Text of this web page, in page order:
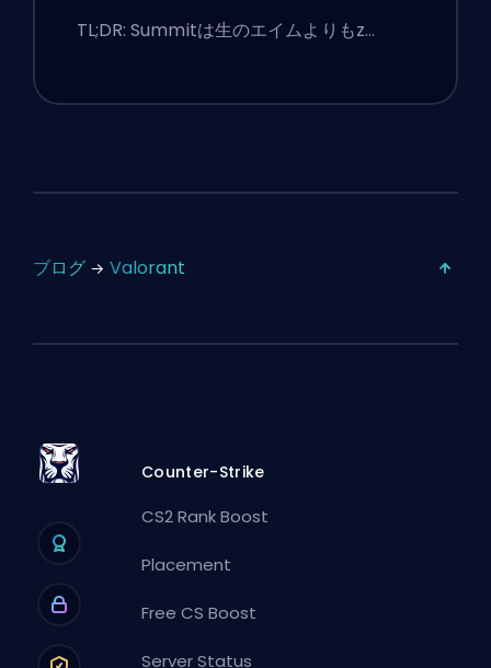
and Smokes
TL;DR: Summitは生のエイムよりもz…
ブログ Valorant
Counter-Strike
CS2 Rank Boost
Placement
Free CS Boost
Server Status